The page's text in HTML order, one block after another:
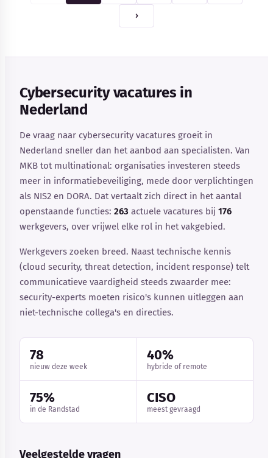
›
Cybersecurity vacatures in
Nederland
De vraag naar cybersecurity vacatures groeit in
Nederland sneller dan het aanbod aan specialisten. Van
MKB tot multinational: organisaties investeren steeds
meer in informatiebeveiliging, mede door verplichtingen
als NIS2 en DORA. Dat vertaalt zich direct in het aantal
openstaande functies: 263 actuele vacatures bij 176
werkgevers, over vrijwel elke rol in het vakgebied.
Werkgevers zoeken breed. Naast technische kennis
(cloud security, threat detection, incident response) telt
communicatieve vaardigheid steeds zwaarder mee:
security-experts moeten risico's kunnen uitleggen aan
niet-technische collega's en directies.
78
nieuw deze week
40%
hybride of remote
75%
in de Randstad
CISO
meest gevraagd
Veelgestelde vragen